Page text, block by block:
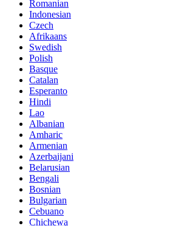
Romanian
Indonesian
Czech
Afrikaans
Swedish
Polish
Basque
Catalan
Esperanto
Hindi
Lao
Albanian
Amharic
Armenian
Azerbaijani
Belarusian
Bengali
Bosnian
Bulgarian
Cebuano
Chichewa